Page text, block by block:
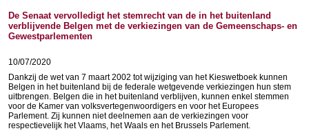
De Senaat vervolledigt het stemrecht van de in het buitenland
verblijvende Belgen met de verkiezingen van de Gemeenschaps- en
Gewestparlementen
10/07/2020
Dankzij de wet van 7 maart 2002 tot wijziging van het Kieswetboek kunnen
Belgen in het buitenland bij de federale wetgevende verkiezingen hun stem
uitbrengen. Belgen die in het buitenland verblijven, kunnen enkel stemmen
voor de Kamer van volksvertegenwoordigers en voor het Europees
Parlement. Zij kunnen niet deelnemen aan de verkiezingen voor
respectievelijk het Vlaams, het Waals en het Brussels Parlement.